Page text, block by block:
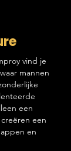
vind je
mannen
een
een
en